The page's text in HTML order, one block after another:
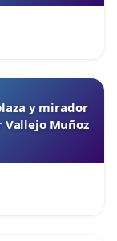
y mirador
Vallejo Muñoz